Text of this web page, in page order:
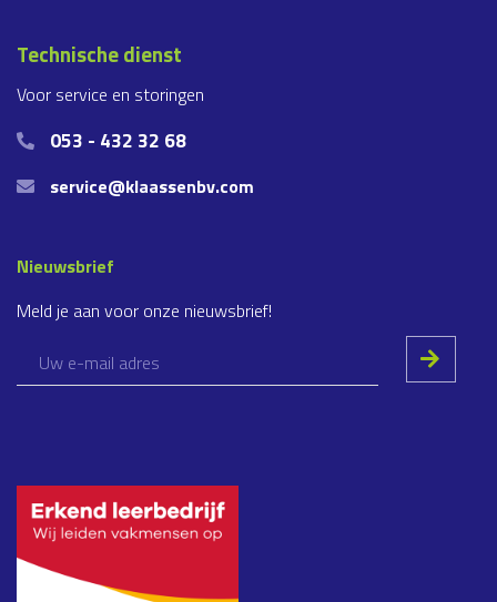
Technische dienst
Voor service en storingen
053 - 432 32 68
service@klaassenbv.com
Nieuwsbrief
Meld je aan voor onze nieuwsbrief!